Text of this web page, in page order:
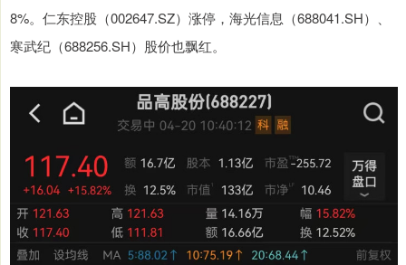
8%。仁东控股（002647.SZ）涨停，海光信息（688041.SH）、
寒武纪（688256.SH）股价也飘红。